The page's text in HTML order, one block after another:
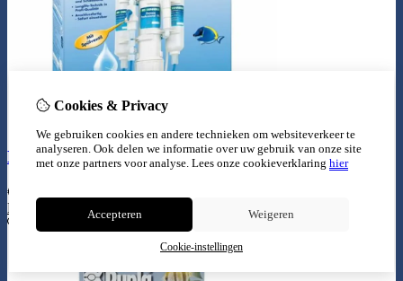
Dennerle osmose proffesional 190
€
Bestellen
Cookies & Privacy
We gebruiken cookies en andere technieken om websiteverkeer te
analyseren. Ook delen we informatie over uw gebruik van onze site
met onze partners voor analyse. Lees onze cookieverklaring hier
Accepteren Weigeren
Cookie-instellingen